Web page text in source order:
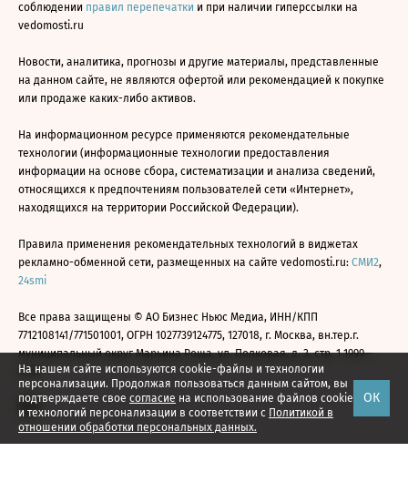
На нашем сайте используются cookie-файлы и технологии
персонализации. Продолжая пользоваться данным сайтом, вы
подтверждаете свое согласие на использование файлов cookie
и технологий персонализации в соответствии с Политикой в
отношении обработки персональных данных.
ОК
соблюдении правил перепечатки и при наличии гиперссылки на
vedomosti.ru
Новости, аналитика, прогнозы и другие материалы, представленные
на данном сайте, не являются офертой или рекомендацией к покупке
или продаже каких-либо активов.
На информационном ресурсе применяются рекомендательные
технологии (информационные технологии предоставления
информации на основе сбора, систематизации и анализа сведений,
относящихся к предпочтениям пользователей сети «Интернет»,
находящихся на территории Российской Федерации).
Правила применения рекомендательных технологий в виджетах
рекламно-обменной сети, размещенных на сайте vedomosti.ru: СМИ2,
24smi
Все права защищены © АО Бизнес Ньюс Медиа, ИНН/КПП
7712108141/771501001, ОГРН 1027739124775, 127018, г. Москва, вн.тер.г.
муниципальный округ Марьина Роща, ул. Полковая, д. 3, стр. 1 1999—
2026